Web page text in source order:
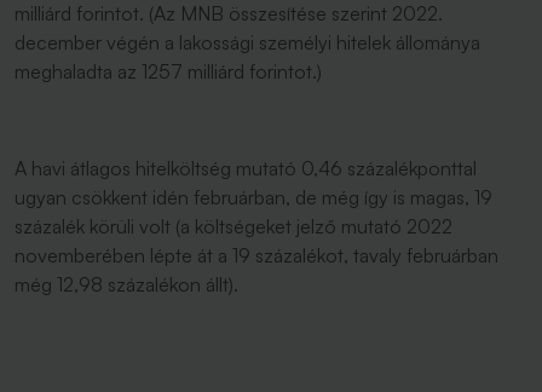
milliárd forintot. (Az MNB összesítése szerint 2022.
december végén a lakossági személyi hitelek állománya
meghaladta az 1257 milliárd forintot.)
A havi átlagos hitelköltség mutató 0,46 százalékponttal
ugyan csökkent idén februárban, de még így is magas, 19
százalék körüli volt (a költségeket jelző mutató 2022
novemberében lépte át a 19 százalékot, tavaly februárban
még 12,98 százalékon állt).